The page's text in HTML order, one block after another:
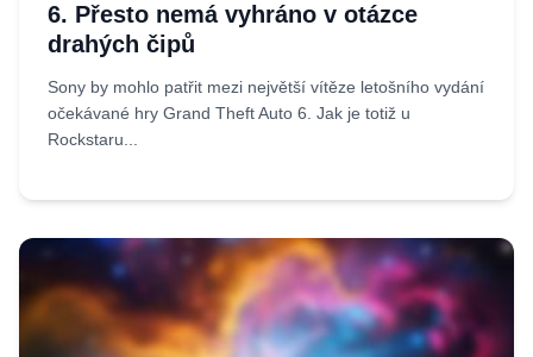
6. Přesto nemá vyhráno v otázce
drahých čipů
Sony by mohlo patřit mezi největší vítěze letošního vydání
očekávané hry Grand Theft Auto 6. Jak je totiž u
Rockstaru...